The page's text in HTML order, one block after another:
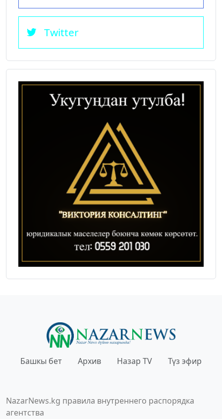
Twitter
Башкы бет Архив Назар TV Түз эфир
NazarNews.kg правила внутреннего распорядка
агентства